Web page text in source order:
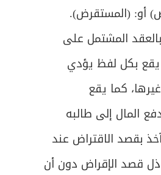
أو: (المستقرض).
المشتمل على
يقع بكل لفظ يؤدي
كما يقع
المال إلى طالبه
بقصد الاقتراض عند
قصد الإقراض دون أن
العقد والمتعاقدين
العين المرهونة
ما يرهن له
كيفية التصرف بالمرهون
في استيفاء الدين من الرهن